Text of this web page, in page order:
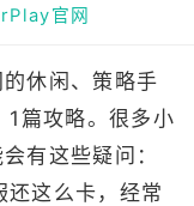
官网
休闲、策略手
篇攻略。很多小
有这些疑问：
这么卡，经常